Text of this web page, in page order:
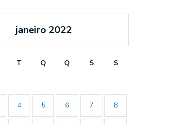
janeiro 2022
T Q Q S
S
4 5 6 7 8